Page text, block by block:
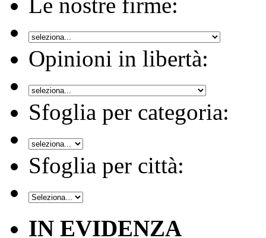
Le nostre firme:
Opinioni in libertà:
Sfoglia per categoria:
Sfoglia per città:
IN EVIDENZA